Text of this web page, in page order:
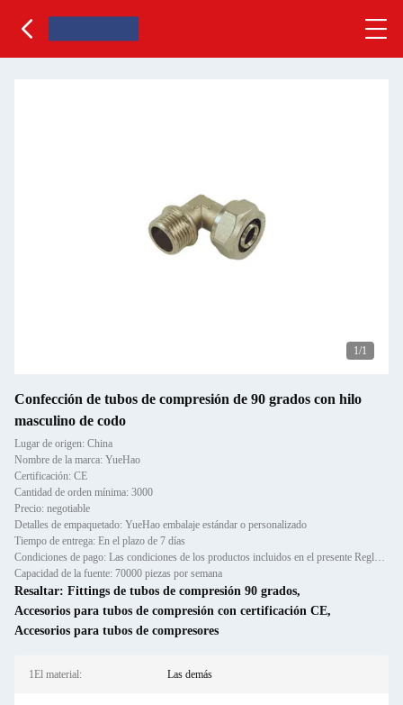
1/1
Confección de tubos de compresión de 90 grados con hilo
masculino de codo
Lugar de origen: China
Nombre de la marca: YueHao
Certificación: CE
Cantidad de orden mínima: 3000
Precio: negotiable
Detalles de empaquetado: YueHao embalaje estándar o personalizado
Tiempo de entrega: En el plazo de 7 días
Condiciones de pago: Las condiciones de los productos incluidos en el presente Reglamento son las siguientes:
Capacidad de la fuente: 70000 piezas por semana
Resaltar: Fittings de tubos de compresión 90 grados,
Accesorios para tubos de compresión con certificación CE,
Accesorios para tubos de compresores
1El material: Las demás